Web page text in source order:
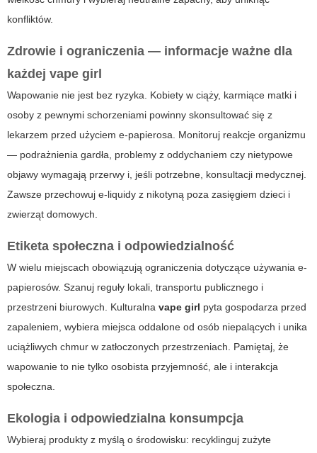
konfliktów.
Zdrowie i ograniczenia — informacje ważne dla
każdej vape girl
Wapowanie nie jest bez ryzyka. Kobiety w ciąży, karmiące matki i
osoby z pewnymi schorzeniami powinny skonsultować się z
lekarzem przed użyciem e-papierosa. Monitoruj reakcje organizmu
— podrażnienia gardła, problemy z oddychaniem czy nietypowe
objawy wymagają przerwy i, jeśli potrzebne, konsultacji medycznej.
Zawsze przechowuj e-liquidy z nikotyną poza zasięgiem dzieci i
zwierząt domowych.
Etiketa społeczna i odpowiedzialność
W wielu miejscach obowiązują ograniczenia dotyczące używania e-
papierosów. Szanuj reguły lokali, transportu publicznego i
przestrzeni biurowych. Kulturalna vape girl pyta gospodarza przed
zapaleniem, wybiera miejsca oddalone od osób niepalących i unika
uciążliwych chmur w zatłoczonych przestrzeniach. Pamiętaj, że
wapowanie to nie tylko osobista przyjemność, ale i interakcja
społeczna.
Ekologia i odpowiedzialna konsumpcja
Wybieraj produkty z myślą o środowisku: recyklinguj zużyte